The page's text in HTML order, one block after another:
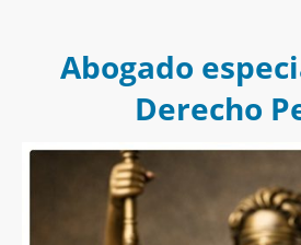
Abogado
Derecho